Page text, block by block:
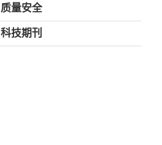
质量安全
科技期刊